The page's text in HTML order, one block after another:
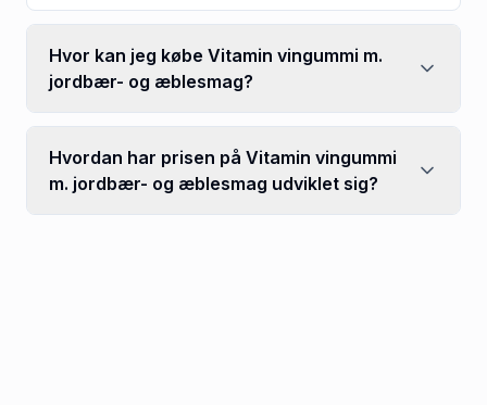
Hvor kan jeg købe Vitamin vingummi m.
jordbær- og æblesmag?
Hvordan har prisen på Vitamin vingummi
m. jordbær- og æblesmag udviklet sig?